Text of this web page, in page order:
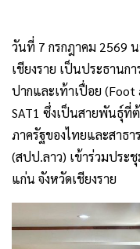
วันที่ 7 กรกฎาคม 2569
เชียงราย เป็นประธานก
ปากและเท้าเปื่อย (Foot
SAT1 ซึ่งเป็นสายพันธุ์ที่ต้
ภาครัฐของไทยและสาธ
(สปป.ลาว) เข้าร่วมประ
แก่น จังหวัดเชียงราย